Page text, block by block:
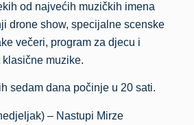
od najvećih muzičkih imena
drone show, specijalne scenske
večeri, program za djecu i
muzike.
sedam dana počinje u 20 sati.
– Nastupi Mirze